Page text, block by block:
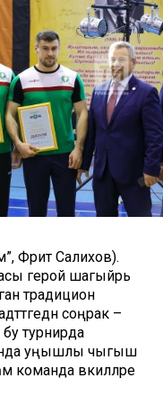
Фәрит Салихов).
герой шагыйрь
традицион
соңрак –
бу турнирда
уңышлы чыгыш
команда вәкилләре